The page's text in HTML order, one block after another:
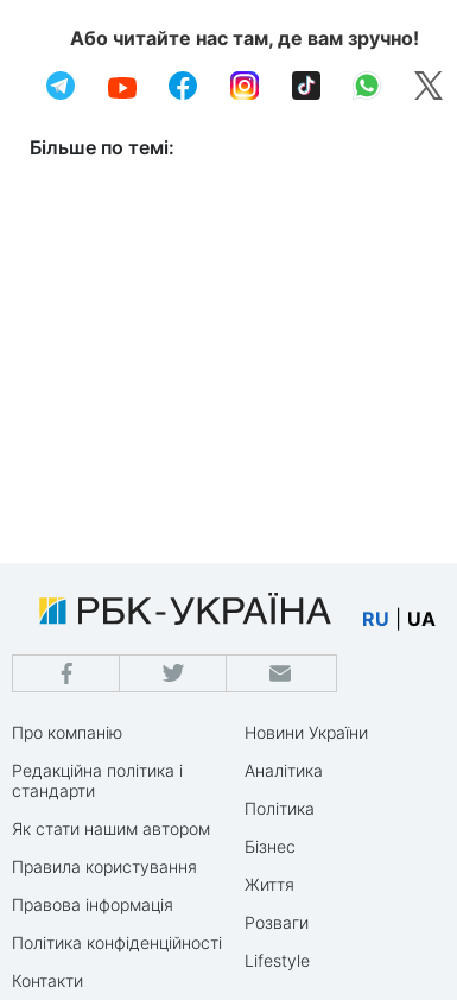
Або читайте нас там, де вам зручно!
Більше по темі:
RU UA
Про компанію
Редакційна політика і
стандарти
Як стати нашим автором
Правила користування
Правова інформація
Політика конфіденційності
Контакти
Новини України
Аналітика
Політика
Бізнес
Життя
Розваги
Lifestyle